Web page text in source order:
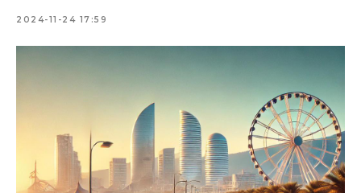
2024-11-24 17:59